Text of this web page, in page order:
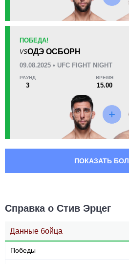
ПОБЕДА!
VSОДЭ ОСБОРН
09.08.2025 • UFC FIGHT NIGHT
РАУНД
3
ВРЕМЯ
15.00
ПОКАЗАТЬ
Справка о Стив Эрцег
Данные бойца
Победы